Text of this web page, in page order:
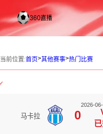
当前位置:首页>其他赛事>热门比赛
马卡拉 0
2026-